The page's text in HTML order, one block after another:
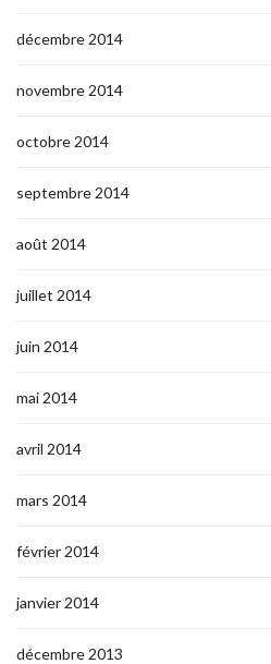
décembre 2014
novembre 2014
octobre 2014
septembre 2014
août 2014
juillet 2014
juin 2014
mai 2014
avril 2014
mars 2014
février 2014
janvier 2014
décembre 2013